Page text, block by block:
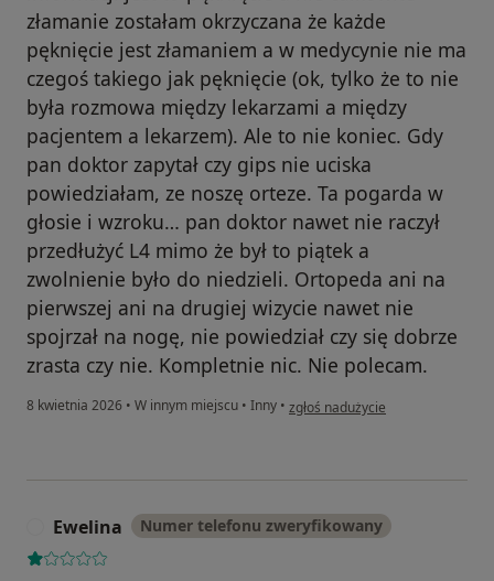
złamanie zostałam okrzyczana że każde
pęknięcie jest złamaniem a w medycynie nie ma
czegoś takiego jak pęknięcie (ok, tylko że to nie
była rozmowa między lekarzami a między
pacjentem a lekarzem). Ale to nie koniec. Gdy
pan doktor zapytał czy gips nie uciska
powiedziałam, ze noszę orteze. Ta pogarda w
głosie i wzroku… pan doktor nawet nie raczył
przedłużyć L4 mimo że był to piątek a
zwolnienie było do niedzieli. Ortopeda ani na
pierwszej ani na drugiej wizycie nawet nie
spojrzał na nogę, nie powiedział czy się dobrze
zrasta czy nie. Kompletnie nic. Nie polecam.
8 kwietnia 2026 • W innym miejscu • Inny • w opinii użytkownika J
zgłoś nadużycie
Ewelina Numer telefonu zweryfikowany